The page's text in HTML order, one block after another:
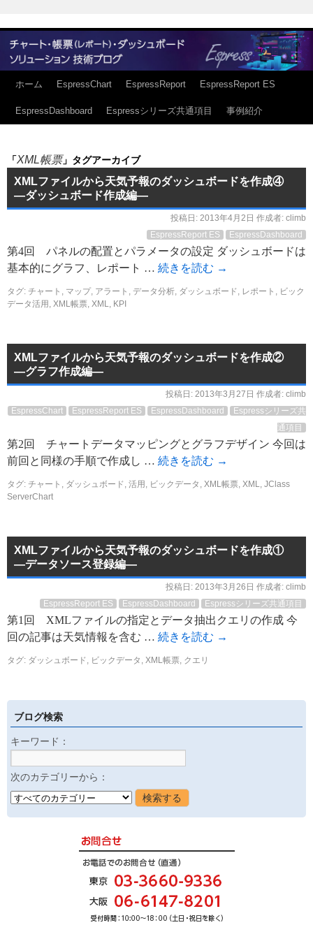
ホーム EspressChart EspressReport EspressReport ES
EspressDashboard Espressシリーズ共通項目 事例紹介
「XML帳票」タグアーカイブ
XMLファイルから天気予報のダッシュボードを作成④
―ダッシュボード作成編―
投稿日: 2013年4月2日 作成者: climb
EspressReport ES
EspressDashboard
第4回 パネルの配置とパラメータの設定 ダッシュボードは
基本的にグラフ、レポート … 続きを読む →
タグ: チャート , マップ, アラート , データ分析, ダッシュボード, レポート , ビック
データ活用 , XML帳票, XML, KPI
XMLファイルから天気予報のダッシュボードを作成②
―グラフ作成編―
投稿日: 2013年3月27日 作成者: climb
EspressChart
EspressReport ES EspressDashboard
Espressシリーズ共
通項目
第2回 チャートデータマッピングとグラフデザイン 今回は
前回と同様の手順で作成し … 続きを読む →
タグ: チャート , ダッシュボード, 活用 , ビックデータ , XML帳票, XML, JClass
ServerChart
XMLファイルから天気予報のダッシュボードを作成①
―データソース登録編―
投稿日: 2013年3月26日 作成者: climb
EspressReport ES
EspressDashboard Espressシリーズ共通項目
第1回 XMLファイルの指定とデータ抽出クエリの作成 今
回の記事は天気情報を含む … 続きを読む →
タグ: ダッシュボード, ビックデータ , XML帳票, クエリ
ブログ検索
キーワード：
次のカテゴリーから：